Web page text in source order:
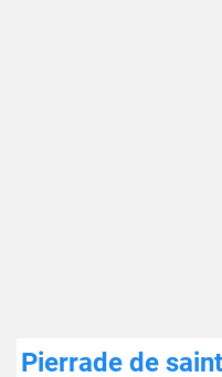
Pierrade de